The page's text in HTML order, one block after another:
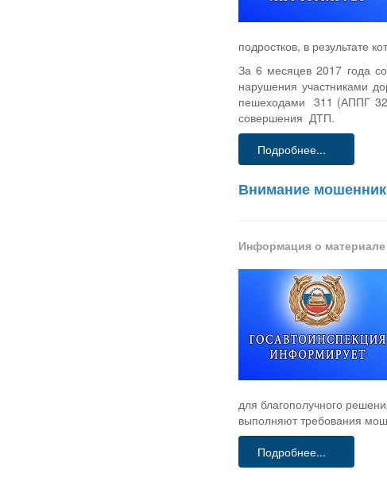
подростков, в результате
За 6 месяцев 2017 года
нарушения участниками
пешеходами 311 (АППГ
совершения ДТП.
Подробнее...
Внимание
Информация о материале
для благополучного
выполняют требования
Подробнее...